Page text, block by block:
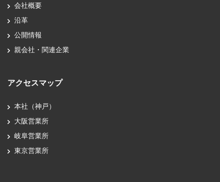
会社概要
沿革
公開情報
親会社・関連企業
アクセスマップ
本社（神戸）
大阪営業所
岐阜営業所
東京営業所